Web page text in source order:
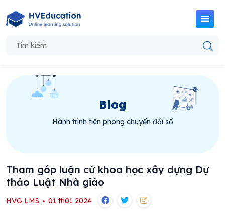
Blog
Hành trình tiên phong chuyển đổi số
Tham góp luận cứ khoa học xây dựng Dự
thảo Luật Nhà giáo
HVG LMS 01 th01 2024